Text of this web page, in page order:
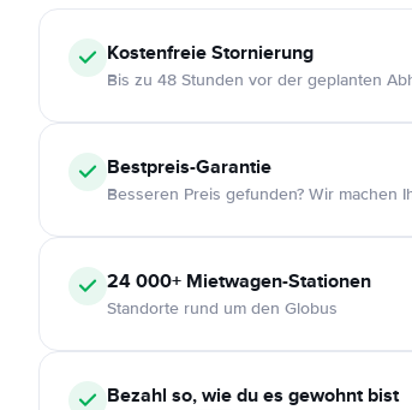
KostenfreieStornierung
Bis zu 48 Stunden vor der geplanten
Bestpreis-Garantie
Besseren Preis gefunden? Wir machen
24 000+ Mietwagen-Stationen
Standorte rund um den Globus
Bezahl so, wie du es gewohnt bist